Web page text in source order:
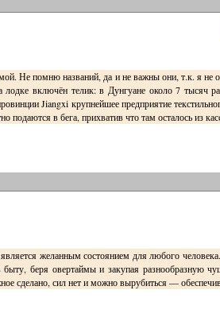
Не помню названий, да и не важны они, т.к. я не
включён телик: в Дунгуане около 7 тысяч
Jiangxi крупнейшее предприятие
подаются в бега, прихватив что там осталось из
является желанным состоянием для любого
беря овертаймы и закупая разнообразную
сделано, сил нет и можно вырубиться —